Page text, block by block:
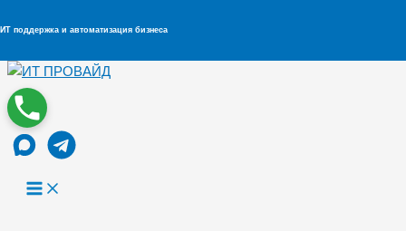
Перейти к содержимому
ИТ поддержка и автоматизация бизнеса
ИТ инфраструктура, офисные сети и